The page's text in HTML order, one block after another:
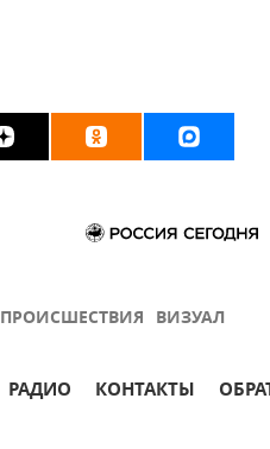
ПРОИСШЕСТВИЯ ВИЗУАЛ
РАДИО КОНТАКТЫ